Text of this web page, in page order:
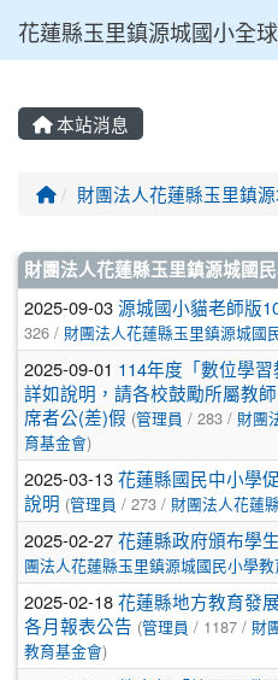
花蓮縣玉里鎮源城國小全
本站消息
回首頁
財團法人花蓮縣玉里鎮
文章列表
財團法人花蓮縣玉里鎮源城國
2025-09-03源城國小貓老師版
326 / 財團法人花蓮縣玉里鎮源城國
2025-09-01 114年度「數位學
詳如說明，請各校鼓勵所屬教
席者公(差)假 (管理員 / 283 / 財團
育基金會)
2025-03-13花蓮縣國民中小學
說明 (管理員 / 273 / 財團法人花蓮
2025-02-27花蓮縣政府頒布學
團法人花蓮縣玉里鎮源城國民小學
2025-02-18花蓮縣地方教育發
各月報表公告 (管理員 / 1187 / 財
教育基金會)